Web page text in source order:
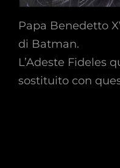
Papa Benedetto
di Batman.
L’Adeste Fideles
sostituito con